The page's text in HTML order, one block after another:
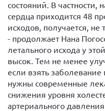
состояний. В
сердца приходится 48
исходов, получается, не
- продолжает Нана
летального исхода у
высок. Тем не менее
если взять
нужны современные
снижения уровня
артериального